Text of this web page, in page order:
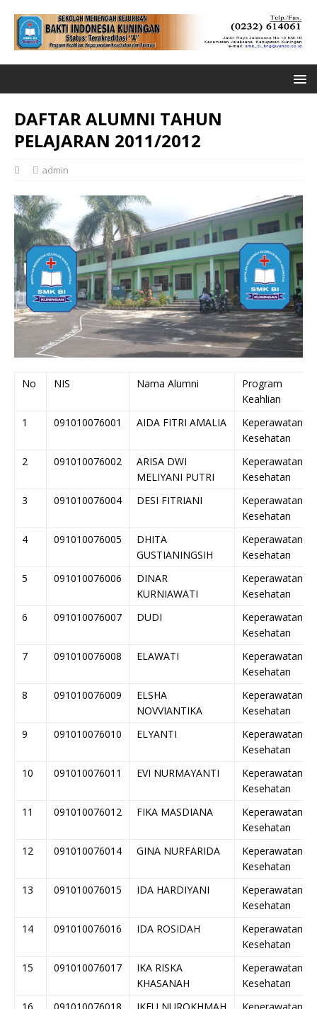
DAFTAR ALUMNI TAHUN
PELAJARAN 2011/2012
admin
No NIS Nama Alumni
Program
Keahlian
1
091010076001 AIDA FITRI AMALIA
Keperawatan
Kesehatan
2
091010076002
ARISA DWI
MELIYANI PUTRI
Keperawatan
Kesehatan
3
091010076004 DESI FITRIANI
Keperawatan
Kesehatan
4
091010076005
DHITA
GUSTIANINGSIH
Keperawatan
Kesehatan
5
091010076006
DINAR
KURNIAWATI
Keperawatan
Kesehatan
6
091010076007 DUDI
Keperawatan
Kesehatan
7
091010076008 ELAWATI
Keperawatan
Kesehatan
8
091010076009
ELSHA
NOVVIANTIKA
Keperawatan
Kesehatan
9
091010076010 ELYANTI
Keperawatan
Kesehatan
10
091010076011 EVI NURMAYANTI
Keperawatan
Kesehatan
11
091010076012 FIKA MASDIANA
Keperawatan
Kesehatan
12
091010076014 GINA NURFARIDA
Keperawatan
Kesehatan
13
091010076015 IDA HARDIYANI
Keperawatan
Kesehatan
14
091010076016 IDA ROSIDAH
Keperawatan
Kesehatan
15
091010076017
IKA RISKA
KHASANAH
Keperawatan
Kesehatan